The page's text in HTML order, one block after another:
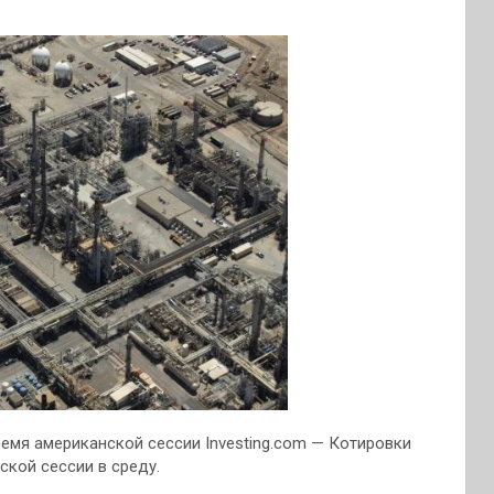
американской сессии Investing.com — Котировки
сессии в среду.